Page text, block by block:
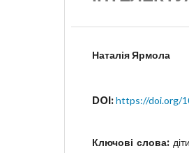
Наталія Ярмола
DOI:https://doi.org/
Ключові слова: